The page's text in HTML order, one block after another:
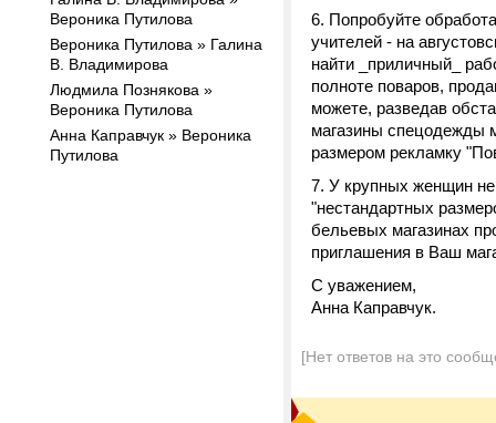
Вероника Путилова
Вероника Путилова » Галина
В. Владимирова
Людмила Познякова »
Вероника Путилова
Анна Каправчук » Вероника
Путилова
6. Попробуйте
учителей - на
найти _приличный_
полноте поваров,
можете, разведав
магазины спецодежды
размером рекламку
7. У крупных женщин
"нестандартных
бельевых магазинах
приглашения в Ваш
С уважением,
Анна Каправчук.
[Нет ответов на это